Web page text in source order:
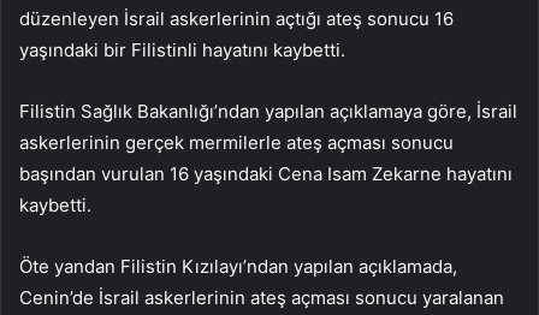
düzenleyen İsrail askerlerinin açtığı ateş sonucu 16
yaşındaki bir Filistinli hayatını kaybetti.
Filistin Sağlık Bakanlığı’ndan yapılan açıklamaya göre, İsrail
askerlerinin gerçek mermilerle ateş açması sonucu
başından vurulan 16 yaşındaki Cena Isam Zekarne hayatını
kaybetti.
Öte yandan Filistin Kızılayı’ndan yapılan açıklamada,
Cenin’de İsrail askerlerinin ateş açması sonucu yaralanan